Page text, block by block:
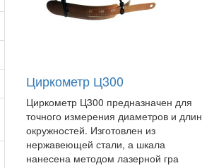
Циркометр Ц300
Циркометр Ц300 предназначен для
точного измерения диаметров и длин
окружностей. Изготовлен из
нержавеющей стали, а шкала
нанесена методом лазерной гра